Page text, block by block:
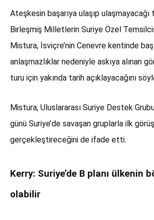
Ateşkesin başarıya ulaşıp ulaşmayacağı
Birleşmiş Milletlerin Suriye Özel
Mistura, İsviçre’nin Cenevre kentinde
anlaşmazlıklar nedeniyle askıya alınan
turu için yakında tarih açıklayacağını
Mistura, Uluslararası Suriye Destek
günü Suriye’de savaşan gruplarla ilk
gerçekleştireceğini de ifade etti.
Kerry: Suriye’de B planı ülkenin
olabilir